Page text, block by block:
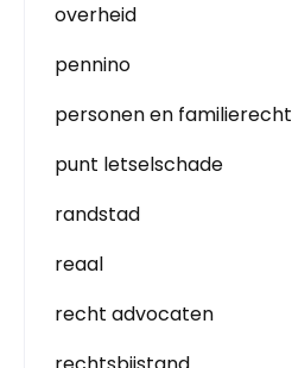
overheid
pennino
personen en familierecht
punt letselschade
randstad
reaal
recht advocaten